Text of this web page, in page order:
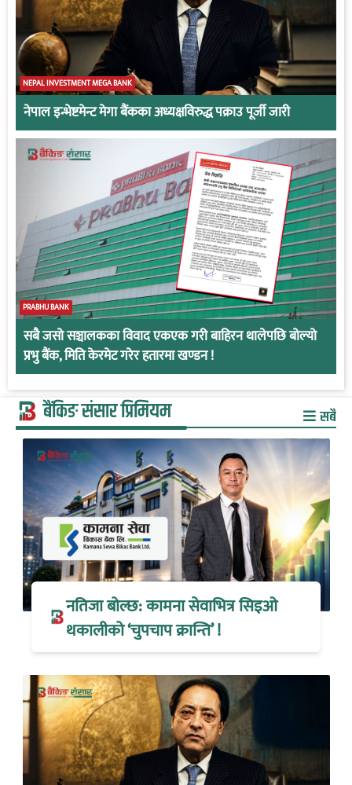
NEPAL INVESTMENT MEGA BANK
नेपाल इन्भेष्टमेन्ट मेगा बैंकका अध्यक्षविरुद्ध पक्राउ पूर्जी जारी
PRABHU BANK
सबै जसो सञ्चालकका विवाद एकएक गरी बाहिरन थालेपछि बोल्यो
प्रभु बैंक, मिति केरमेट गरेर हतारमा खण्डन !
बैंकिङ संसार प्रिमियम सबै
नतिजा बोल्छ: कामना सेवाभित्र सिइओ
थकालीको ‘चुपचाप क्रान्ति’ !